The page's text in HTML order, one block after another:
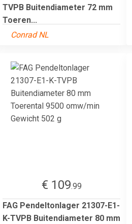
TVPB Buitendiameter 72 mm
Toeren...
Conrad NL
€ 109.99
FAG Pendeltonlager 21307-E1-
K-TVPB Buitendiameter 80 mm